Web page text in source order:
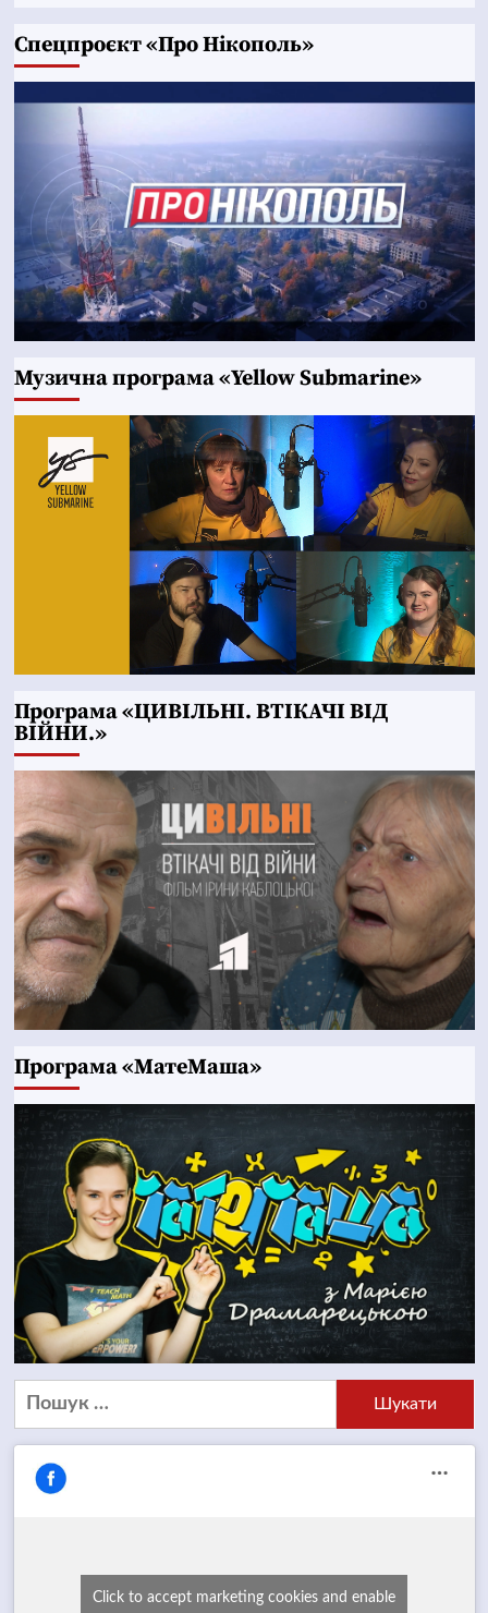
Cпецпроєкт «Про Нікополь»
Музична програма «Yellow Submarine»
Програма «ЦИВІЛЬНІ. ВТІКАЧІ ВІД
ВІЙНИ.»
Програма «МатеМаша»
Пошук:
Click to accept marketing cookies and enable